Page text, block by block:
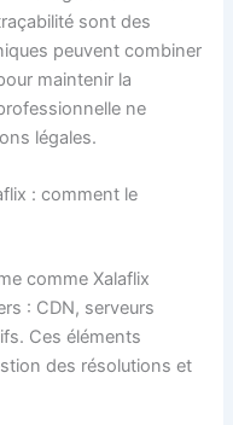
sont des
peuvent combiner
maintenir la
ne
légales.
: comment le
comme Xalaflix
: CDN, serveurs
Ces éléments
des résolutions et